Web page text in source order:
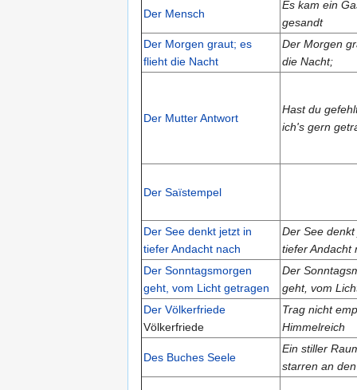
Der Mensch
Es kam ein
gesandt
Der Morgen graut; es
flieht die Nacht
Der Morgen
die Nacht;
Der Mutter Antwort
Hast du
ich's gern
Der Saïstempel
Der See denkt jetzt in
tiefer Andacht nach
Der See
tiefer Andacht
Der Sonntagsmorgen
geht, vom Licht getragen
Der
geht, vom
Der Völkerfriede
Völkerfriede
Trag nicht
Himmelreich
Des Buches Seele
Ein stiller
starren an